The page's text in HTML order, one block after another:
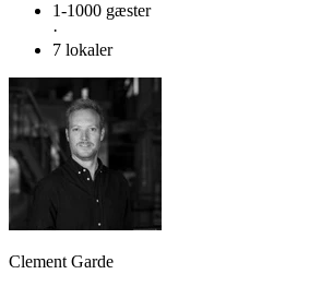
1-1000 gæster
·
7 lokaler
Clement Garde